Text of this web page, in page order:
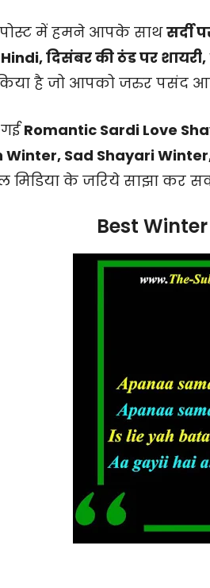
में हमने आपके साथसर्दी
दिसंबर की ठंड पर
है जो आपको जरुर पसंद
Romantic Sardi Love
Winter, Sad Shayari
मिडिया के जरिये साझा कर
Best